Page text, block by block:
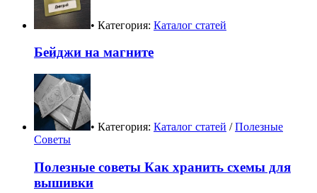
• Категория: Каталог статей
Бейджи на магните
• Категория: Каталог статей /Полезные
Советы
Полезные советы Как хранить схемы для
вышивки